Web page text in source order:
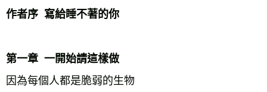
作者序  寫給睡不著的你
第一章  一開始請這樣做
因為每個人都是脆弱的生物